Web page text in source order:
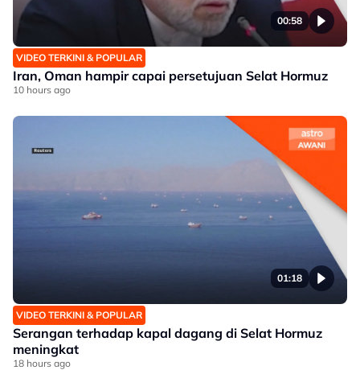
00:58
VIDEO TERKINI & POPULAR
Iran, Oman hampir capai persetujuan Selat Hormuz
10 hours ago
01:18
VIDEO TERKINI & POPULAR
Serangan terhadap kapal dagang di Selat Hormuz
meningkat
18 hours ago